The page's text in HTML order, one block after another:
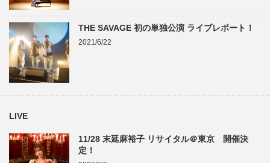
THE SAVAGE 初の単独公演 ライブレポート！
2021/6/22
LIVE
11/28 末延麻裕子 リサイタル＠東京 開催決
定！